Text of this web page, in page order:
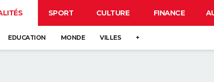
SPORT CULTURE FINANCE
EDUCATION MONDE VILLES +